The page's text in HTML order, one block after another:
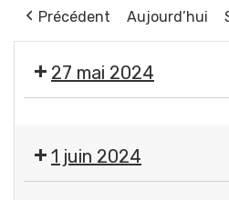
Précédent
Aujourd’hui
27 mai 2024
Services
"Les
1 juin 2024